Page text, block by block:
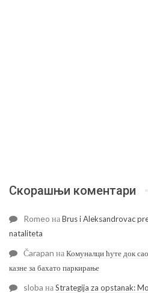
Скорашњи коментари
Romeo наBrus i Aleksandrovac
nataliteta
Čarapan наКомуналци ћуте док
казне за бахато паркирање
sloba наStrategija za opstanak: